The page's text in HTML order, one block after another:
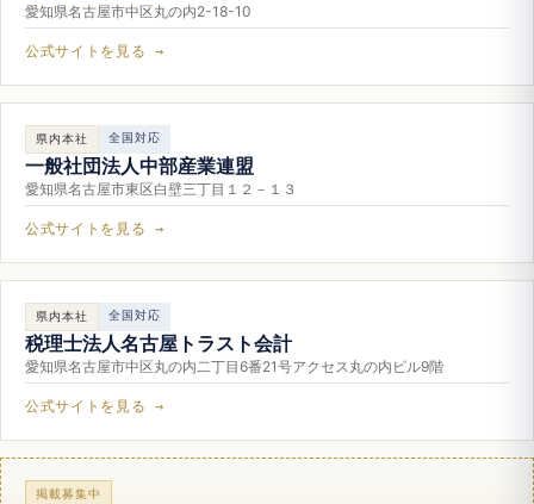
愛知県名古屋市中区丸の内2-18-10
公式サイトを見る →
県内本社 全国対応
一般社団法人中部産業連盟
愛知県名古屋市東区白壁三丁目１２－１３
公式サイトを見る →
県内本社 全国対応
税理士法人名古屋トラスト会計
愛知県名古屋市中区丸の内二丁目6番21号アクセス丸の内ビル9階
公式サイトを見る →
掲載募集中